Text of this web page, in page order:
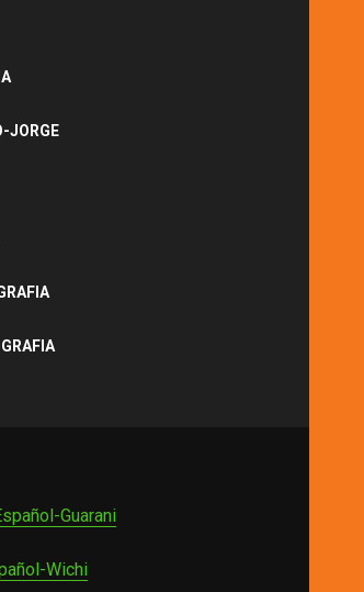
JORGE
Guarani
Wichi